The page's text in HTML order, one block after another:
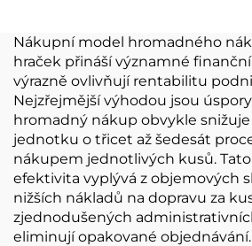
Nákupní model hromadného
hraček přináší významné
výrazně ovlivňují rentabilitu
Nejzřejmější výhodou jsou
hromadný nákup obvykle
jednotku o třicet až šedesát
nákupem jednotlivých kusů.
efektivita vyplývá z objemových
nižších nákladů na dopravu za
zjednodušených
eliminují opakované objednávání.